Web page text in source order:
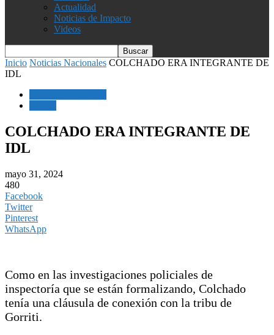
Actualidad
Noticias de Impacto
Videos
Inicio Noticias Nacionales COLCHADO ERA INTEGRANTE DE
IDL
COLCHADO ERA INTEGRANTE DE
IDL
mayo 31, 2024
480
Facebook
Twitter
Pinterest
WhatsApp
Como en las investigaciones policiales de
inspectoría que se están formalizando, Colchado
tenía una cláusula de conexión con la tribu de
Gorriti.